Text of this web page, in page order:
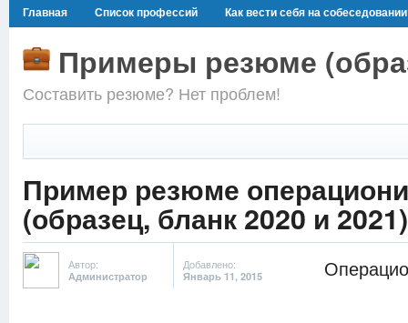
Главная Список профессий Как вести себя на
Примеры резюме
Составить резюме? Нет проблем!
Пример резюме
(образец, бланк 2020 и 2021)
Автор:
Администратор
Добавлено:
Январь 11, 2015